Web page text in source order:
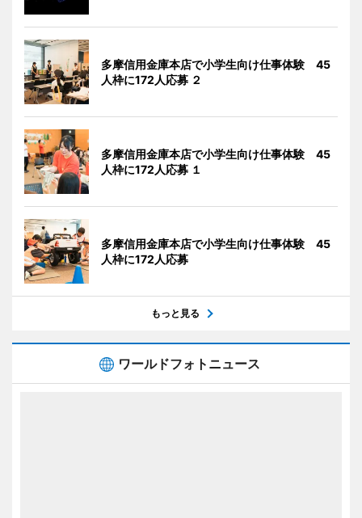
多摩信用金庫本店で小学生向け仕事体験 45
人枠に172人応募 ２
多摩信用金庫本店で小学生向け仕事体験 45
人枠に172人応募 １
多摩信用金庫本店で小学生向け仕事体験 45
人枠に172人応募
もっと見る
ワールドフォトニュース